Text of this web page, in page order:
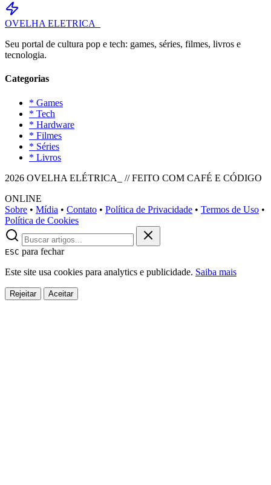
OVELHA ELETRICA_
Seu portal de cultura pop e tech: games, séries, filmes, livros e
tecnologia.
Categorias
* Games
* Tech
* Hardware
* Filmes
* Séries
* Livros
2026 OVELHA ELÉTRICA_ // FEITO COM CAFÉ E CÓDIGO
ONLINE
Sobre • Mídia • Contato • Política de Privacidade • Termos de Uso •
Política de Cookies
ESC para fechar
Este site usa cookies para analytics e publicidade. Saiba mais
Rejeitar Aceitar